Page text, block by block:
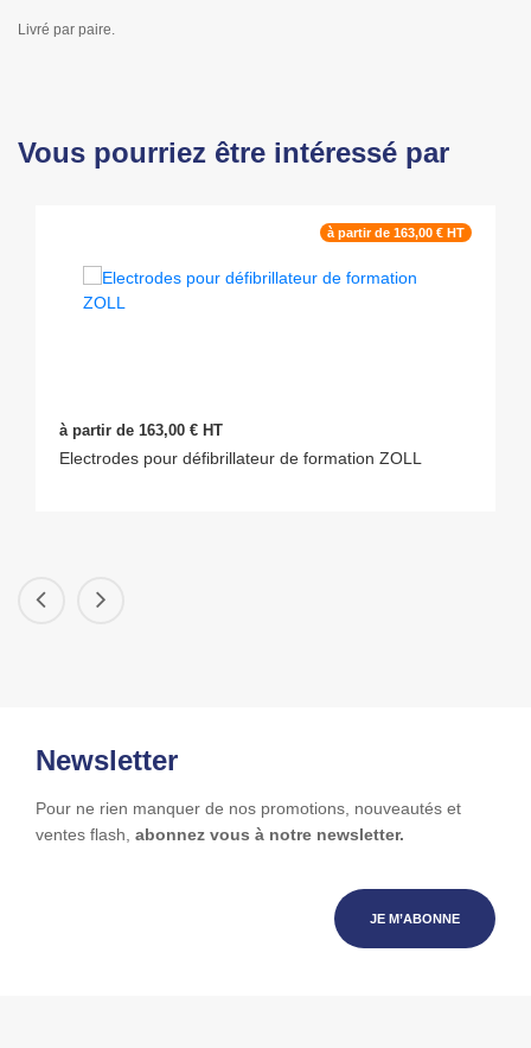
Livré par paire.
Vous pourriez être intéressé par
à partir de 163,00 € HT
à partir de 163,00 € HT
Electrodes pour défibrillateur de formation ZOLL
Newsletter
Pour ne rien manquer de nos promotions, nouveautés et
ventes flash, abonnez vous à notre newsletter.
JE M’ABONNE